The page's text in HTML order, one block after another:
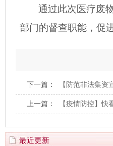
通过此次医疗废
部门的督查职能，促
下一篇： 【防范非法集
上一篇： 【疫情防控】
最近更新